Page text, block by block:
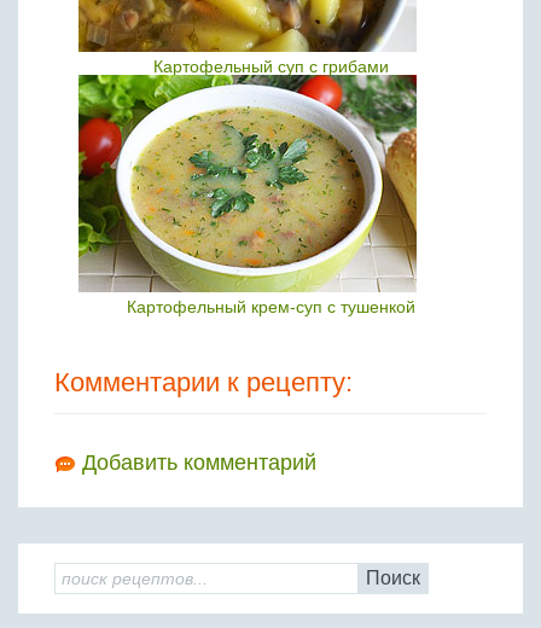
Картофельный суп с грибами
Картофельный крем-суп с тушенкой
Комментарии к рецепту:
Добавить комментарий
Поиск